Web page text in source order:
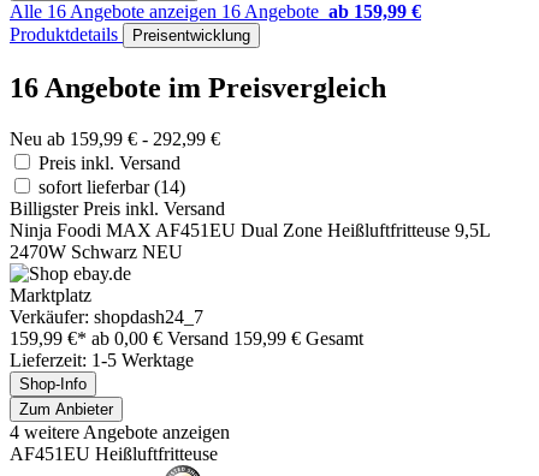
Alle 16 Angebote anzeigen 16 Angebote ab 159,99 €
Produktdetails
Preisentwicklung
16 Angebote im Preisvergleich
Neu ab 159,99 € - 292,99 €
Preis inkl. Versand
sofort lieferbar(14)
Billigster Preis inkl. Versand
Ninja Foodi MAX AF451EU Dual Zone Heißluftfritteuse 9,5L
2470W Schwarz NEU
Marktplatz
Verkäufer: shopdash24_7
159,99 €* ab 0,00 € Versand 159,99 € Gesamt
Lieferzeit: 1-5 Werktage
Shop-Info
Zum Anbieter
4 weitere Angebote anzeigen
AF451EU Heißluftfritteuse